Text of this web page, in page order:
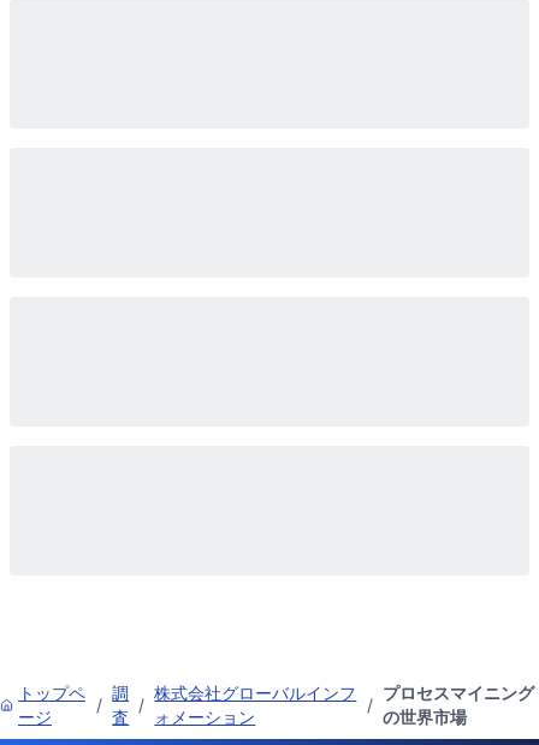
トップペ
ージ
/
調
査
/
株式会社グローバルインフ
ォメーション
/
プロセスマイニング
の世界市場